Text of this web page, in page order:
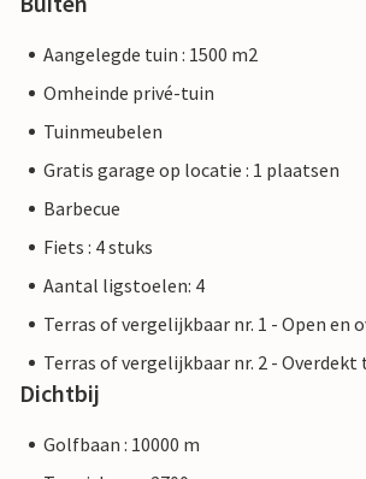
Aangelegde tuin : 1500 m2
Omheinde privé-tuin
Tuinmeubelen
Gratis garage op locatie : 1 plaatsen
Barbecue
Fiets : 4 stuks
Aantal ligstoelen: 4
Terras of vergelijkbaar nr. 1 - Open en
Terras of vergelijkbaar nr. 2 - Overdekt
Dichtbij
Golfbaan : 10000 m